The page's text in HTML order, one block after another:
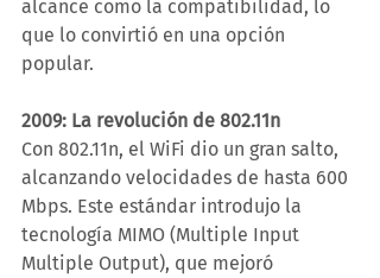
alcance como la compatibilidad, lo
que lo convirtió en una opción
popular.
2009: La revolución de 802.11n
Con 802.11n, el WiFi dio un gran salto,
alcanzando velocidades de hasta 600
Mbps. Este estándar introdujo la
tecnología MIMO (Multiple Input
Multiple Output), que mejoró